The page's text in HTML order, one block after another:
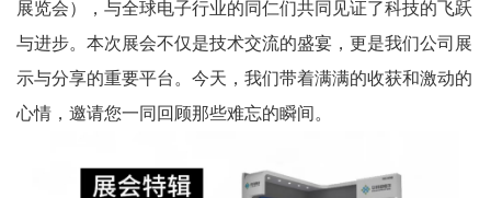
展览会），与全球电子行业的同仁们共同见证了科技的飞跃
与进步。本次展会不仅是技术交流的盛宴，更是我们公司展
示与分享的重要平台。今天，我们带着满满的收获和激动的
心情，邀请您一同回顾那些难忘的瞬间。